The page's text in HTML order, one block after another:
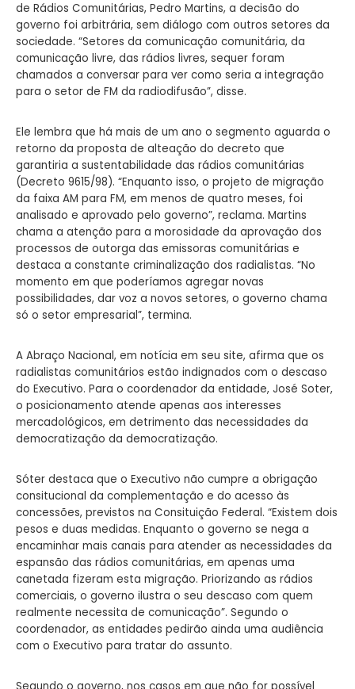
de Rádios Comunitárias, Pedro Martins, a decisão do
governo foi arbitrária, sem diálogo com outros setores da
sociedade. “Setores da comunicação comunitária, da
comunicação livre, das rádios livres, sequer foram
chamados a conversar para ver como seria a integração
para o setor de FM da radiodifusão”, disse.
Ele lembra que há mais de um ano o segmento aguarda o
retorno da proposta de alteação do decreto que
garantiria a sustentabilidade das rádios comunitárias
(Decreto 9615/98). “Enquanto isso, o projeto de migração
da faixa AM para FM, em menos de quatro meses, foi
analisado e aprovado pelo governo”, reclama. Martins
chama a atenção para a morosidade da aprovação dos
processos de outorga das emissoras comunitárias e
destaca a constante criminalização dos radialistas. “No
momento em que poderíamos agregar novas
possibilidades, dar voz a novos setores, o governo chama
só o setor empresarial”, termina.
A Abraço Nacional, em notícia em seu site, afirma que os
radialistas comunitários estão indignados com o descaso
do Executivo. Para o coordenador da entidade, José Soter,
o posicionamento atende apenas aos interesses
mercadológicos, em detrimento das necessidades da
democratização da democratização.
Sóter destaca que o Executivo não cumpre a obrigação
consitucional da complementação e do acesso às
concessões, previstos na Consituição Federal. “Existem dois
pesos e duas medidas. Enquanto o governo se nega a
encaminhar mais canais para atender as necessidades da
espansão das rádios comunitárias, em apenas uma
canetada fizeram esta migração. Priorizando as rádios
comerciais, o governo ilustra o seu descaso com quem
realmente necessita de comunicação”. Segundo o
coordenador, as entidades pedirão ainda uma audiência
com o Executivo para tratar do assunto.
Segundo o governo, nos casos em que não for possível